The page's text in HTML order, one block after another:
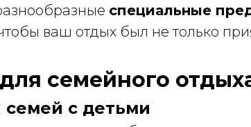
специальные
ваш отдых был не только
семейного
семей с детьми